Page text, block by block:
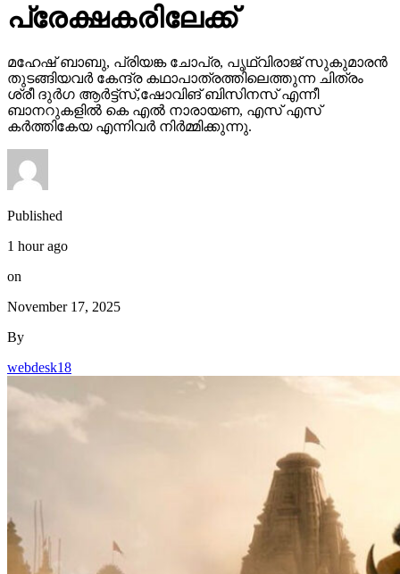
പ്രേക്ഷകരിലേക്ക്
മഹേഷ് ബാബു, പ്രിയങ്ക ചോപ്ര, പൃഥ്വിരാജ് സുകുമാരൻ
തുടങ്ങിയവർ കേന്ദ്ര കഥാപാത്രത്തിലെത്തുന്ന ചിത്രം
ശ്രീ ദുർഗ ആർട്ട്സ്,ഷോവിങ് ബിസിനസ് എന്നീ
ബാനറുകളിൽ കെ എൽ നാരായണ, എസ് എസ്
കർത്തികേയ എന്നിവർ നിർമ്മിക്കുന്നു.
Published
1 hour ago
on
November 17, 2025
By
webdesk18